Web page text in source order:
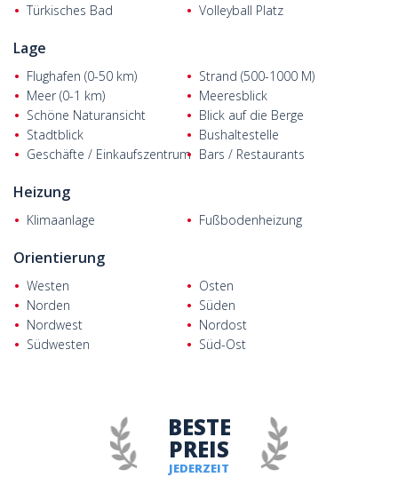
Türkisches Bad
Volleyball Platz
Lage
Flughafen (0-50 km)
Strand (500-1000 M)
Meer (0-1 km)
Meeresblick
Schöne Naturansicht
Blick auf die Berge
Stadtblick
Bushaltestelle
Geschäfte / Einkaufszentrum Bars / Restaurants
Heizung
Klimaanlage Fußbodenheizung
Orientierung
Westen
Osten
Norden
Süden
Nordwest
Nordost
Südwesten
Süd-Ost
JEDERZEIT
BESTE
PREIS